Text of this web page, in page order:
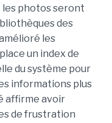
photos seront
des
les
un index de
du système pour
informations plus
affirme avoir
de frustration